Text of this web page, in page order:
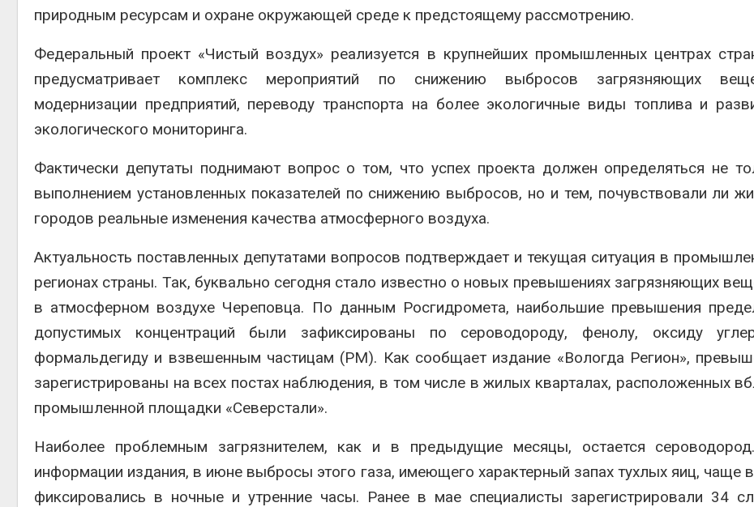
природным ресурсам и охране окружающей среде к предстоящему рассмотрению.
Федеральный проект «Чистый воздух» реализуется в крупнейших промышленных центрах
предусматривает комплекс мероприятий по снижению выбросов загрязняющих
модернизации предприятий, переводу транспорта на более экологичные виды топлива и
экологического мониторинга.
Фактически депутаты поднимают вопрос о том, что успех проекта должен определяться не
выполнением установленных показателей по снижению выбросов, но и тем, почувствовали ли
городов реальные изменения качества атмосферного воздуха.
Актуальность поставленных депутатами вопросов подтверждает и текущая ситуация в
регионах страны. Так, буквально сегодня стало известно о новых превышениях загрязняющих
в атмосферном воздухе Череповца. По данным Росгидромета, наибольшие превышения
допустимых концентраций были зафиксированы по сероводороду, фенолу, оксиду
формальдегиду и взвешенным частицам (PM). Как сообщает издание «Вологда Регион»,
зарегистрированы на всех постах наблюдения, в том числе в жилых кварталах, расположенных
промышленной площадки «Северстали».
Наиболее проблемным загрязнителем, как и в предыдущие месяцы, остается
информации издания, в июне выбросы этого газа, имеющего характерный запах тухлых яиц, чаще
фиксировались в ночные и утренние часы. Ранее в мае специалисты зарегистрировали 34